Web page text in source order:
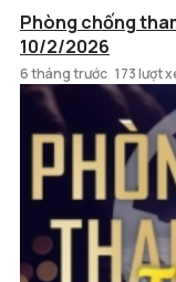
Phòng chống
10/2/2026
6 tháng trước 173 lượt